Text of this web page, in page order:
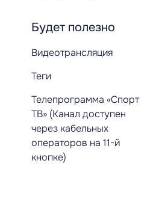
Будет полезно
Видеотрансляция
Теги
Телепрограмма «Спорт
ТВ» (Канал доступен
через кабельных
операторов на 11-й
кнопке)